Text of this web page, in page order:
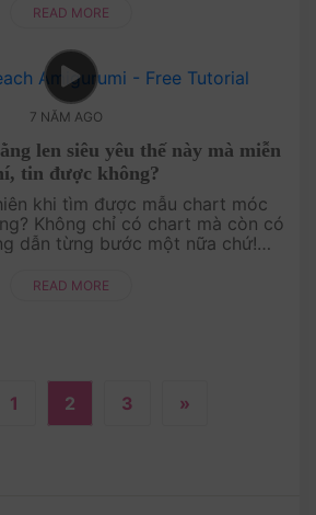
READ MORE
7 NĂM AGO
len siêu yêu thế này mà miễn
tin được không?
khi tìm được mẫu chart móc
Không chỉ có chart mà còn có
dẫn từng bước một nữa chứ!
đ....
READ MORE
1 2 3 »